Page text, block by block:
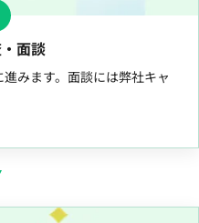
面談
みます。面談には弊社キャ